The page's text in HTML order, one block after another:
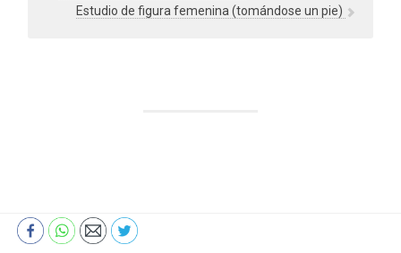
Estudio de figura femenina (tomándose un pie)